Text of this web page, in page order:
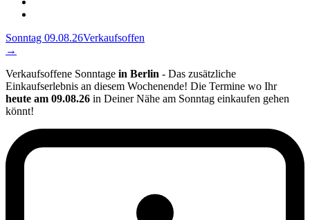
Sonntag 09.08.26Verkaufsoffen
→
Verkaufsoffene Sonntage in Berlin - Das zusätzliche
Einkaufserlebnis an diesem Wochenende! Die Termine wo Ihr
heute am 09.08.26 in Deiner Nähe am Sonntag einkaufen gehen
könnt!